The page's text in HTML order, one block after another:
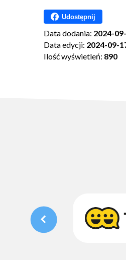
Udostępnij
Data dodania: 2024-
Data edycji: 2024-09-
Ilość wyświetleń: 890